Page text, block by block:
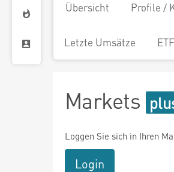
Übersicht Profile /
Letzte Umsätze
Markets
Loggen Sie sich in Ihren
Login